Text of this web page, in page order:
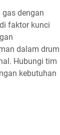
dengan
faktor kunci
dalam drum
Hubungi tim
kebutuhan